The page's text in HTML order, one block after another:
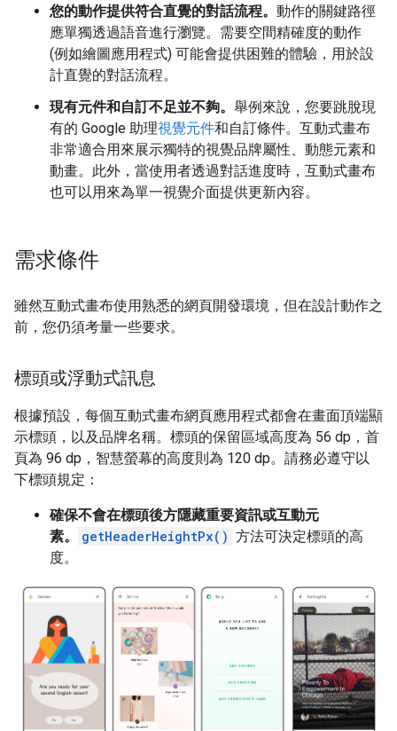
您的動作提供符合直覺的對話流程。 動作的關鍵路徑
應單獨透過語音進行瀏覽。需要空間精確度的動作
(例如繪圖應用程式) 可能會提供困難的體驗，用於設
計直覺的對話流程。
現有元件和自訂不足並不夠。 舉例來說，您要跳脫現
有的 Google 助理視覺元件和自訂條件。互動式畫布
非常適合用來展示獨特的視覺品牌屬性、動態元素和
動畫。此外，當使用者透過對話進度時，互動式畫布
也可以用來為單一視覺介面提供更新內容。
需求條件
雖然互動式畫布使用熟悉的網頁開發環境，但在設計動作之
前，您仍須考量一些要求。
標頭或浮動式訊息
根據預設，每個互動式畫布網頁應用程式都會在畫面頂端顯
示標頭，以及品牌名稱。標頭的保留區域高度為 56 dp，首
頁為 96 dp，智慧螢幕的高度則為 120 dp。請務必遵守以
下標頭規定：
確保不會在標頭後方隱藏重要資訊或互動元
素。
getHeaderHeightPx() 方法可決定標頭的高
度。